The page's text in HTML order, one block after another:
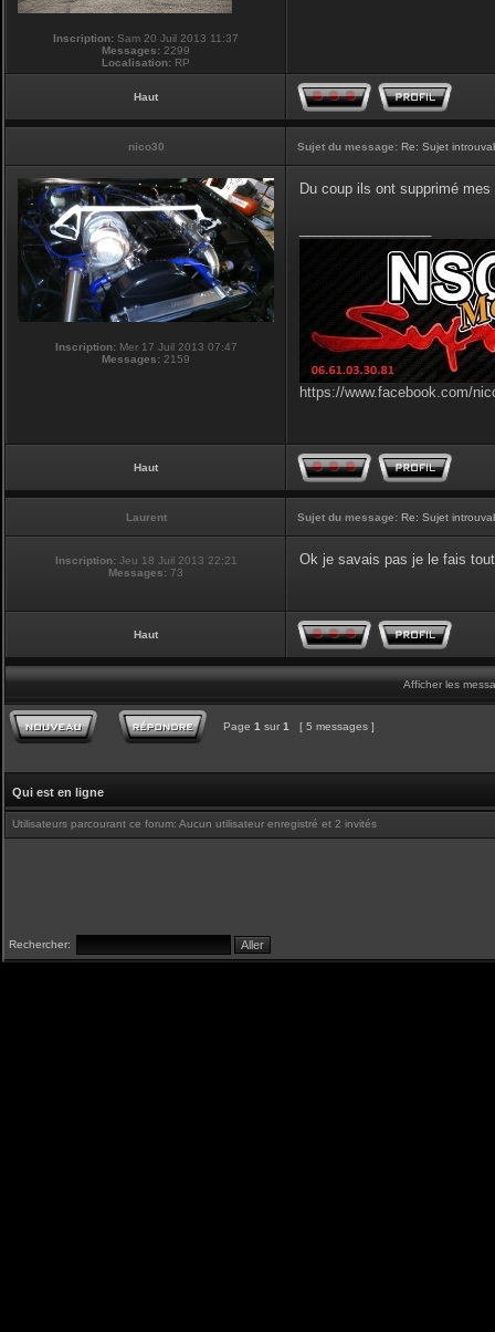
Inscription: Sam 20 Juil 2013 11:37
Messages: 2299
Localisation: RP
Haut
nico30 Sujet du message: Re: Sujet
Inscription:Mer 17 Juil 2013 07:47
Messages: 2159
Du coup ils ont supprimé
https://www.facebook.com/
Haut
Laurent Sujet du message: Re: Sujet
Inscription: Jeu 18 Juil 2013 22:21
Messages: 73
Ok je savais pas je le fais
Haut
Afficher les
Page 1 sur 1 [ 5 messages ]
Qui est en ligne
Utilisateurs parcourant ce forum: Aucun utilisateur enregistré et 2 invités
Rechercher: